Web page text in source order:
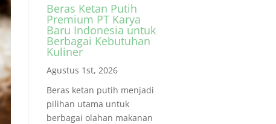
Beras Ketan Putih
Premium PT Karya
Baru Indonesia untuk
Berbagai Kebutuhan
Kuliner
Agustus 1st, 2026
Beras ketan putih menjadi
pilihan utama untuk
berbagai olahan makanan